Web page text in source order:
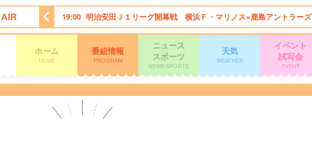
イブニュース 19:00 明治安田Ｊ１リーグ開幕戦 横浜Ｆ・マリノス×鹿島アントラーズ
ホーム
HOME
番組情報
PROGRAM
ニュース
スポーツ
NEWS/SPORTS
天気
WEATHER
イベント
試写会
EVENT